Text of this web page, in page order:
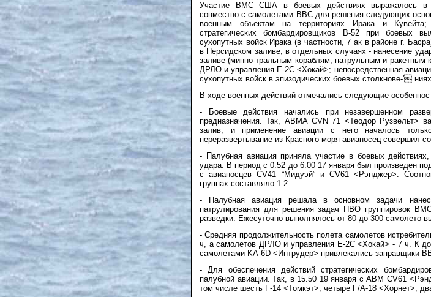
Участие ВМС США в боевых действиях выражалось в
совместно с самолетами ВВС для решения следующих
военным объектам на территориях Ирака и Кувейта;
стратегических бомбардировщиков В-52 при боевых
сухопутных войск Ирака (в частности, 7 ак в районе г.
в Персидском заливе, в отдельных случаях - нанесение
заливе (минно-тральным кораблям, патрульным и ракетным
ДРЛО и управления Е-2С <Хокай>; непосредственная
сухопутных войск в эпизодических боевых столкнове-'
В ходе военных действий отмечались следующие
- Боевые действия начались при незавершенном
предназначения. Так, АВМА CVN 71 <Теодор Рузвельт>
залив, и применение авиации с него началось
переразвертывание из Красного моря авианосец совершил
- Палубная авиация приняла участие в боевых
удара. В период с 0.52 до 6.00 17 января был произведен
с авианосцев CV41 “Мидуэй” и CV61 <Рэнджер>.
группах составляло 1:2.
- Палубная авиация решала в основном задачи
патрулирования для решения задач ПВО группировок
разведки. Ежесуточно выполнялось от 80 до 300 самолето-
- Средняя продолжительность полета самолетов
ч, а самолетов ДРЛО и управления Е-2С <Хокай> - 7 ч. К
самолетами KA-6D <Интрудер> привлекались заправщики
- Для обеспечения действий стратегических
палубной авиации. Так, в 15.50 19 января с АВМ CV61
том числе шесть F-14 <Томкэт>, четыре F/A-18 <Хорнет>,